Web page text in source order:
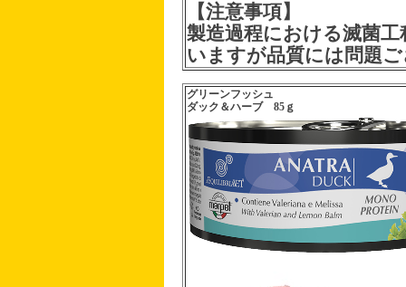
【注意事項】
製造過程における滅菌
いますが品質には問題
グリーンフッシュ
ダック＆ハーブ 85ｇ